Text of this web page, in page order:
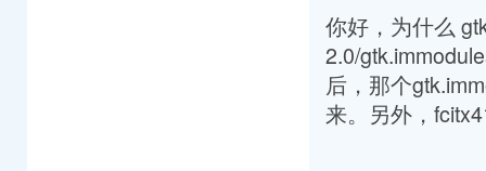
你好，为什么
2.0/
后，那个
来。另外，